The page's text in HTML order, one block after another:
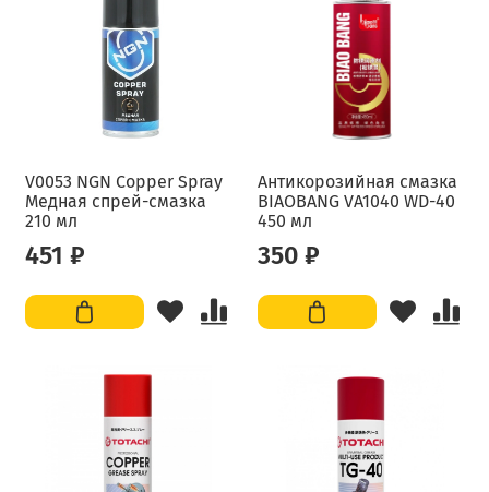
V0053 NGN Copper Spray
Медная спрей-смазка
210 мл
451 ₽
Антикорозийная смазка
BIAOBANG VA1040 WD-40
450 мл
350 ₽